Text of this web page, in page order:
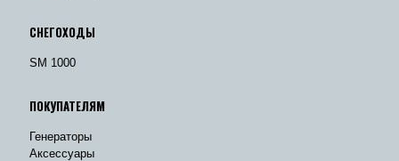
СНЕГОХОДЫ
SM 1000
ПОКУПАТЕЛЯМ
Генераторы
Аксессуары